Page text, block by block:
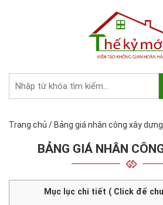
Trang chủ / Bảng giá nhân công xây dựng
BẢNG GIÁ NHÂN
Mục lục chi tiết ( Click để